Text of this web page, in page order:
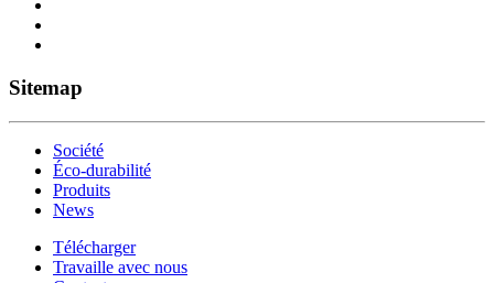
Sitemap
Société
Éco-durabilité
Produits
News
Télécharger
Travaille avec nous